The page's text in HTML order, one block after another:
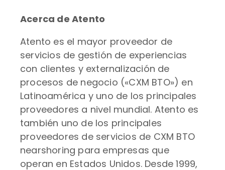
Acerca de Atento
Atento es el mayor proveedor de
servicios de gestión de experiencias
con clientes y externalización de
procesos de negocio («CXM BTO») en
Latinoamérica y uno de los principales
proveedores a nivel mundial. Atento es
también uno de los principales
proveedores de servicios de CXM BTO
nearshoring para empresas que
operan en Estados Unidos. Desde 1999,